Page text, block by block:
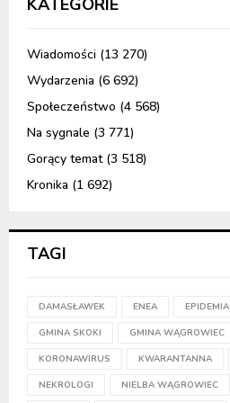
Wiadomości (13 270)
Wydarzenia (6 692)
Społeczeństwo (4 568)
Na sygnale (3 771)
Gorący temat(3 518)
Kronika (1 692)
TAGI
DAMASŁAWEK ENEA EPIDEMIA
GMINA SKOKI GMINA WĄGROWIEC
KORONAWIRUS KWARANTANNA
NEKROLOGI NIELBA WĄGROWIEC